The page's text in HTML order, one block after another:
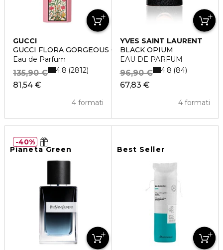
GUCCI
GUCCI FLORA GORGEOUS GARDENIA
Eau de Parfum
81,54 €
135,90 €
4 formati
4.8 2812
YVES SAINT LAURENT
BLACK OPIUM
EAU DE PARFUM
67,83 €
96,90 €
4 formati
4.8 84
Pianeta Green
40%
Best Seller